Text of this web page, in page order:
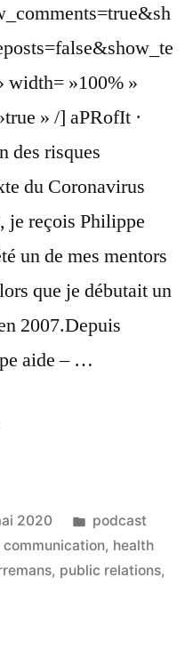
width= »100% »
» /] aPRofIt ·
des risques
du Coronavirus
je reçois Philippe
un de mes mentors
que je débutait un
2007.Depuis
aide – …
2020
Publié
dans
podcast
communication, health
, public relations,